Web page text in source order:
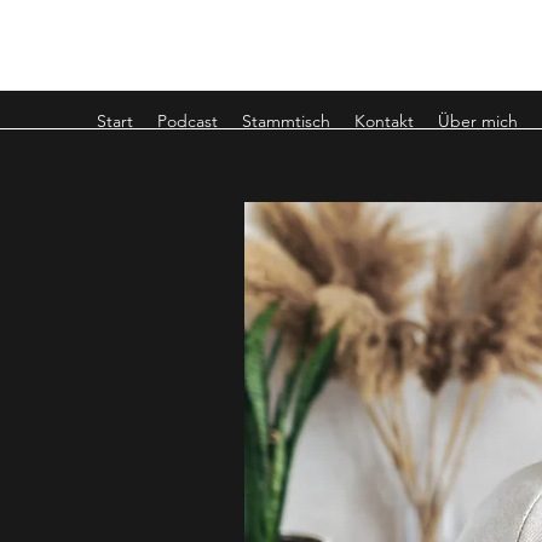
Start Podcast Stammtisch Kontakt Über mich